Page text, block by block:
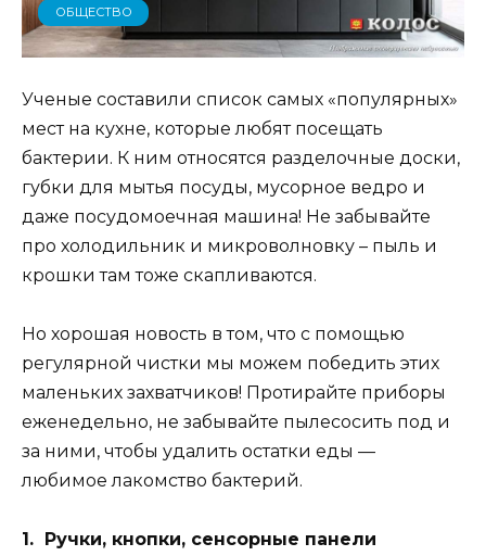
ОБЩЕСТВО
Ученые составили список самых «популярных»
мест на кухне, которые любят посещать
бактерии. К ним относятся разделочные доски,
губки для мытья посуды, мусорное ведро и
даже посудомоечная машина! Не забывайте
про холодильник и микроволновку – пыль и
крошки там тоже скапливаются.
Но хорошая новость в том, что с помощью
регулярной чистки мы можем победить этих
маленьких захватчиков! Протирайте приборы
еженедельно, не забывайте пылесосить под и
за ними, чтобы удалить остатки еды —
любимое лакомство бактерий.
1. Ручки, кнопки, сенсорные панели